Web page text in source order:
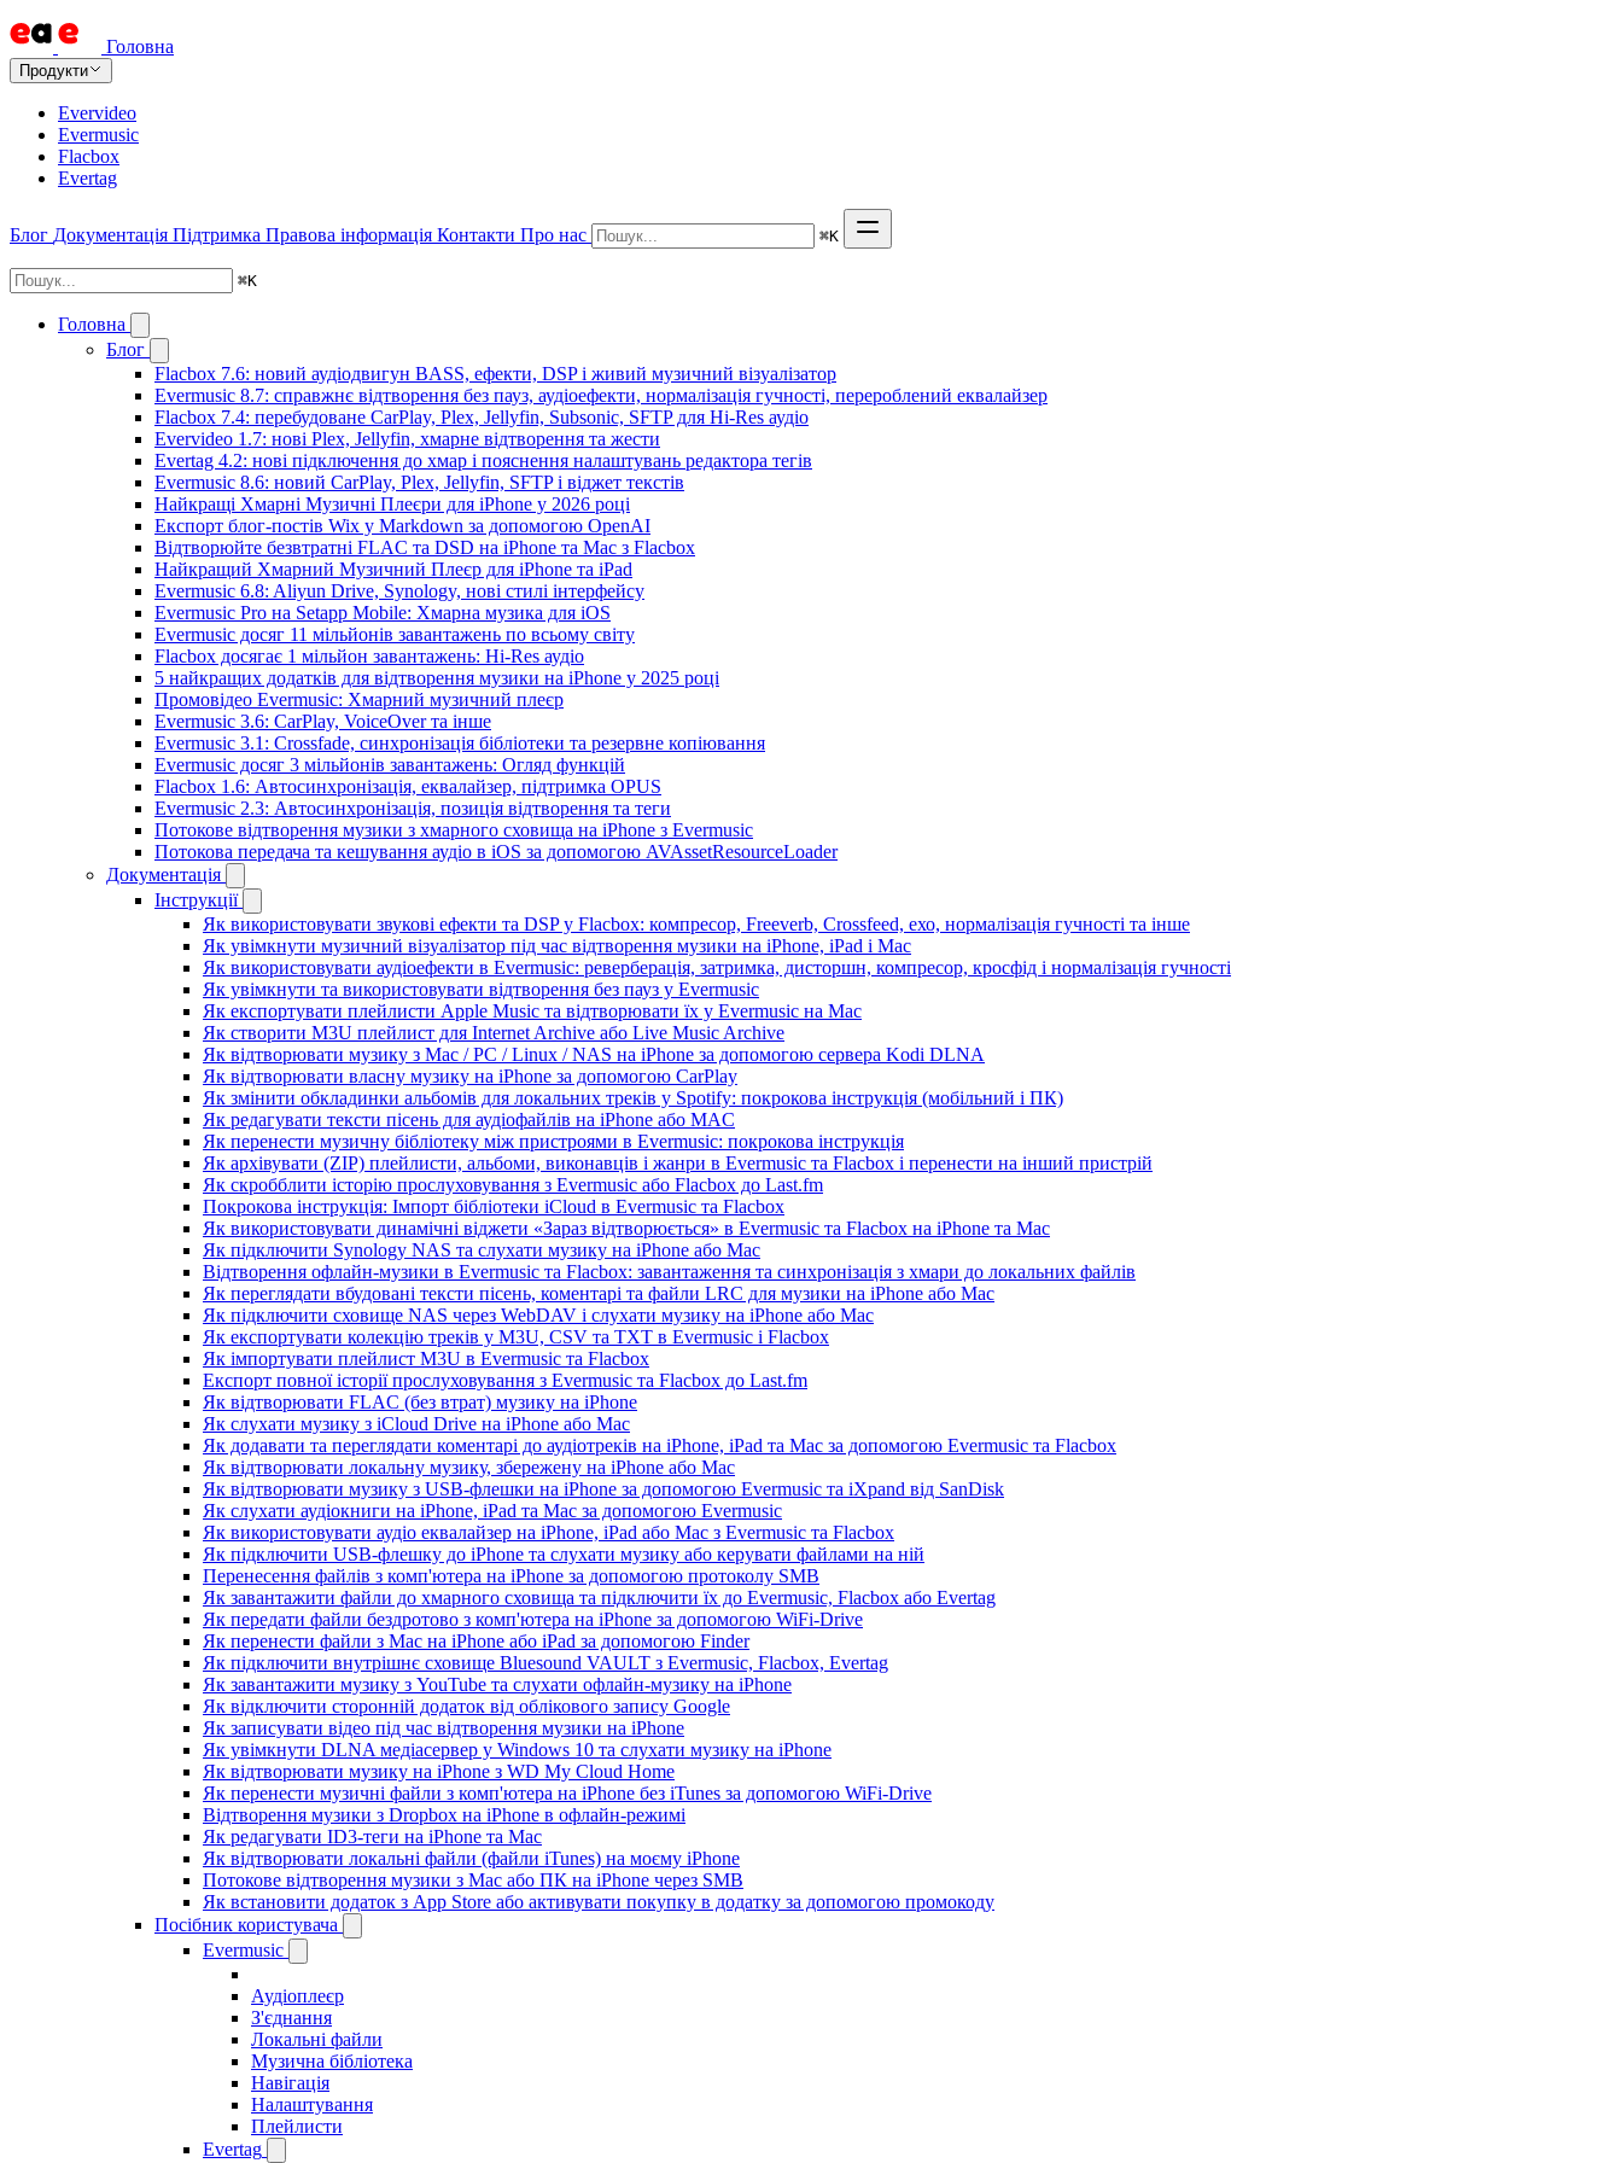
Головна
Продукти
Evervideo
Evermusic
Flacbox
Evertag
Блог Документація Підтримка Правова інформація Контакти Про нас ⌘K
⌘K
Головна
Блог
Flacbox 7.6: новий аудіодвигун BASS, ефекти, DSP і живий музичний візуалізатор
Evermusic 8.7: справжнє відтворення без пауз, аудіоефекти, нормалізація гучності, перероблений еквалайзер
Flacbox 7.4: перебудоване CarPlay, Plex, Jellyfin, Subsonic, SFTP для Hi-Res аудіо
Evervideo 1.7: нові Plex, Jellyfin, хмарне відтворення та жести
Evertag 4.2: нові підключення до хмар і пояснення налаштувань редактора тегів
Evermusic 8.6: новий CarPlay, Plex, Jellyfin, SFTP і віджет текстів
Найкращі Хмарні Музичні Плеєри для iPhone у 2026 році
Експорт блог-постів Wix у Markdown за допомогою OpenAI
Відтворюйте безвтратні FLAC та DSD на iPhone та Mac з Flacbox
Найкращий Хмарний Музичний Плеєр для iPhone та iPad
Evermusic 6.8: Aliyun Drive, Synology, нові стилі інтерфейсу
Evermusic Pro на Setapp Mobile: Хмарна музика для iOS
Evermusic досяг 11 мільйонів завантажень по всьому світу
Flacbox досягає 1 мільйон завантажень: Hi-Res аудіо
5 найкращих додатків для відтворення музики на iPhone у 2025 році
Промовідео Evermusic: Хмарний музичний плеєр
Evermusic 3.6: CarPlay, VoiceOver та інше
Evermusic 3.1: Crossfade, синхронізація бібліотеки та резервне копіювання
Evermusic досяг 3 мільйонів завантажень: Огляд функцій
Flacbox 1.6: Автосинхронізація, еквалайзер, підтримка OPUS
Evermusic 2.3: Автосинхронізація, позиція відтворення та теги
Потокове відтворення музики з хмарного сховища на iPhone з Evermusic
Потокова передача та кешування аудіо в iOS за допомогою AVAssetResourceLoader
Документація
Інструкції
Як використовувати звукові ефекти та DSP у Flacbox: компресор, Freeverb, Crossfeed, ехо, нормалізація гучності та інше
Як увімкнути музичний візуалізатор під час відтворення музики на iPhone, iPad і Mac
Як використовувати аудіоефекти в Evermusic: реверберація, затримка, дисторшн, компресор, кросфід і нормалізація гучності
Як увімкнути та використовувати відтворення без пауз у Evermusic
Як експортувати плейлисти Apple Music та відтворювати їх у Evermusic на Mac
Як створити M3U плейлист для Internet Archive або Live Music Archive
Як відтворювати музику з Mac / PC / Linux / NAS на iPhone за допомогою сервера Kodi DLNA
Як відтворювати власну музику на iPhone за допомогою CarPlay
Як змінити обкладинки альбомів для локальних треків у Spotify: покрокова інструкція (мобільний і ПК)
Як редагувати тексти пісень для аудіофайлів на iPhone або MAC
Як перенести музичну бібліотеку між пристроями в Evermusic: покрокова інструкція
Як архівувати (ZIP) плейлисти, альбоми, виконавців і жанри в Evermusic та Flacbox і перенести на інший пристрій
Як скробблити історію прослуховування з Evermusic або Flacbox до Last.fm
Покрокова інструкція: Імпорт бібліотеки iCloud в Evermusic та Flacbox
Як використовувати динамічні віджети «Зараз відтворюється» в Evermusic та Flacbox на iPhone та Mac
Як підключити Synology NAS та слухати музику на iPhone або Mac
Відтворення офлайн-музики в Evermusic та Flacbox: завантаження та синхронізація з хмари до локальних файлів
Як переглядати вбудовані тексти пісень, коментарі та файли LRC для музики на iPhone або Mac
Як підключити сховище NAS через WebDAV і слухати музику на iPhone або Mac
Як експортувати колекцію треків у M3U, CSV та TXT в Evermusic і Flacbox
Як імпортувати плейлист M3U в Evermusic та Flacbox
Експорт повної історії прослуховування з Evermusic та Flacbox до Last.fm
Як відтворювати FLAC (без втрат) музику на iPhone
Як слухати музику з iCloud Drive на iPhone або Mac
Як додавати та переглядати коментарі до аудіотреків на iPhone, iPad та Mac за допомогою Evermusic та Flacbox
Як відтворювати локальну музику, збережену на iPhone або Mac
Як відтворювати музику з USB-флешки на iPhone за допомогою Evermusic та iXpand від SanDisk
Як слухати аудіокниги на iPhone, iPad та Mac за допомогою Evermusic
Як використовувати аудіо еквалайзер на iPhone, iPad або Mac з Evermusic та Flacbox
Як підключити USB-флешку до iPhone та слухати музику або керувати файлами на ній
Перенесення файлів з комп'ютера на iPhone за допомогою протоколу SMB
Як завантажити файли до хмарного сховища та підключити їх до Evermusic, Flacbox або Evertag
Як передати файли бездротово з комп'ютера на iPhone за допомогою WiFi-Drive
Як перенести файли з Mac на iPhone або iPad за допомогою Finder
Як підключити внутрішнє сховище Bluesound VAULT з Evermusic, Flacbox, Evertag
Як завантажити музику з YouTube та слухати офлайн-музику на iPhone
Як відключити сторонній додаток від облікового запису Google
Як записувати відео під час відтворення музики на iPhone
Як увімкнути DLNA медіасервер у Windows 10 та слухати музику на iPhone
Як відтворювати музику на iPhone з WD My Cloud Home
Як перенести музичні файли з комп'ютера на iPhone без iTunes за допомогою WiFi-Drive
Відтворення музики з Dropbox на iPhone в офлайн-режимі
Як редагувати ID3-теги на iPhone та Mac
Як відтворювати локальні файли (файли iTunes) на моєму iPhone
Потокове відтворення музики з Mac або ПК на iPhone через SMB
Як встановити додаток з App Store або активувати покупку в додатку за допомогою промокоду
Посібник користувача
Evermusic
Аудіоплеєр
З'єднання
Локальні файли
Музична бібліотека
Навігація
Налаштування
Плейлисти
Evertag